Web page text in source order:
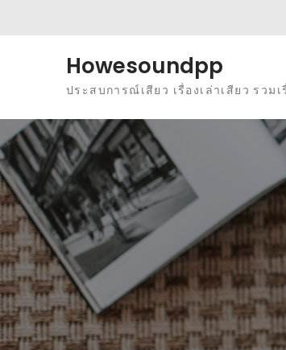
Howesoundpp
ประสบการณ์เสียว เรื่องเล่าเสียว รวมเ